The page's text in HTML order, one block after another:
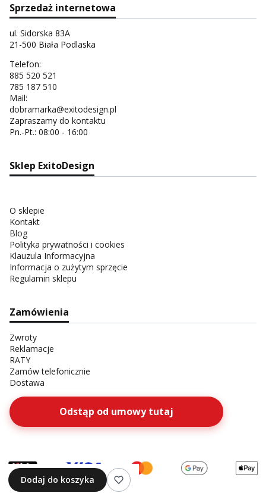
Sprzedaż internetowa
ul. Sidorska 83A
21-500 Biała Podlaska
Telefon:
885 520 521
785 187 510
Mail:
dobramarka@exitodesign.pl
Zapraszamy do kontaktu
Pn.-Pt.: 08:00 - 16:00
Sklep ExitoDesign
O sklepie
Kontakt
Blog
Polityka prywatności i cookies
Klauzula Informacyjna
Informacja o zużytym sprzęcie
Regulamin sklepu
Zamówienia
Zwroty
Reklamacje
RATY
Zamów telefonicznie
Dostawa
Odstąp od umowy tutaj
Dodaj do koszyka